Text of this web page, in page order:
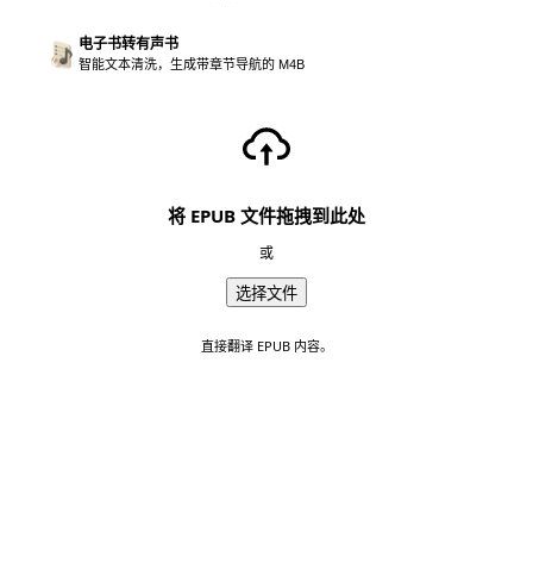
电子书转有声书
智能文本清洗，生成带章节导航的 M4B
将 EPUB 文件拖拽到此处
或
选择文件
直接翻译 EPUB 内容。